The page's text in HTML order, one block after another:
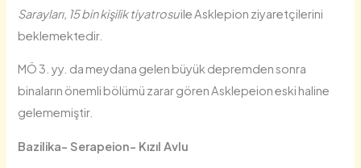
Sarayları, 15 bin kişilik tiyatrosuile Asklepion ziyaretçilerini
beklemektedir.
MÖ 3. yy. da meydana gelen büyük depremden sonra
binaların önemli bölümü zarar gören Asklepeion eski haline
gelememiştir.
Bazilika- Serapeion- Kızıl Avlu